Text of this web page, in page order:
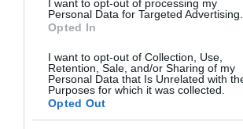
I want to opt-out of processing my
Personal Data for Targeted Advertising.
Opted In
I want to opt-out of Collection, Use,
Retention, Sale, and/or Sharing of my
Personal Data that Is Unrelated with
Purposes for which it was collected.
Opted Out
utóbbi lehetőség nem csak elmélet:
éppen úgy
ehhez erős mágneses mezőkre van
amelyek keskeny csatornákon
anyagot a bolygóba – pont, mint a
Hogy ez a bolygó miért éppen